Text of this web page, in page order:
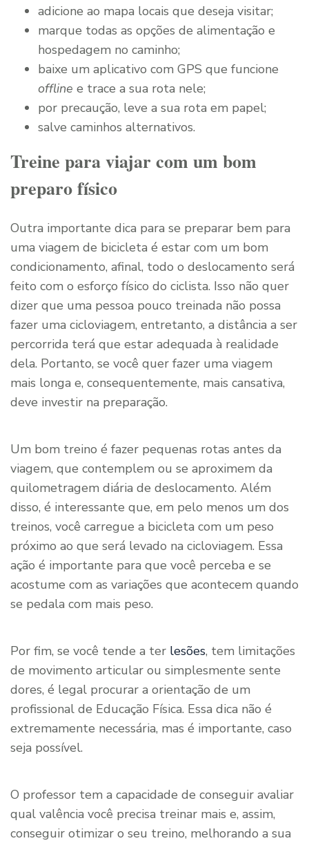
adicione ao mapa locais que deseja visitar;
marque todas as opções de alimentação e
hospedagem no caminho;
baixe um aplicativo com GPS que funcione
offline e trace a sua rota nele;
por precaução, leve a sua rota em papel;
salve caminhos alternativos.
Treine para viajar com um bom
preparo físico
Outra importante dica para se preparar bem para
uma viagem de bicicleta é estar com um bom
condicionamento, afinal, todo o deslocamento será
feito com o esforço físico do ciclista. Isso não quer
dizer que uma pessoa pouco treinada não possa
fazer uma cicloviagem, entretanto, a distância a ser
percorrida terá que estar adequada à realidade
dela. Portanto, se você quer fazer uma viagem
mais longa e, consequentemente, mais cansativa,
deve investir na preparação.
Um bom treino é fazer pequenas rotas antes da
viagem, que contemplem ou se aproximem da
quilometragem diária de deslocamento. Além
disso, é interessante que, em pelo menos um dos
treinos, você carregue a bicicleta com um peso
próximo ao que será levado na cicloviagem. Essa
ação é importante para que você perceba e se
acostume com as variações que acontecem quando
se pedala com mais peso.
Por fim, se você tende a ter lesões, tem limitações
de movimento articular ou simplesmente sente
dores, é legal procurar a orientação de um
profissional de Educação Física. Essa dica não é
extremamente necessária, mas é importante, caso
seja possível.
O professor tem a capacidade de conseguir avaliar
qual valência você precisa treinar mais e, assim,
conseguir otimizar o seu treino, melhorando a sua